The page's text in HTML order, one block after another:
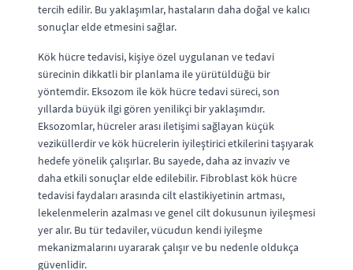
tercih edilir. Bu yaklaşımlar, hastaların daha doğal ve kalıcı
sonuçlar elde etmesini sağlar.
Kök hücre tedavisi, kişiye özel uygulanan ve tedavi
sürecinin dikkatli bir planlama ile yürütüldüğü bir
yöntemdir. Eksozom ile kök hücre tedavi süreci, son
yıllarda büyük ilgi gören yenilikçi bir yaklaşımdır.
Eksozomlar, hücreler arası iletişimi sağlayan küçük
veziküllerdir ve kök hücrelerin iyileştirici etkilerini taşıyarak
hedefe yönelik çalışırlar. Bu sayede, daha az invaziv ve
daha etkili sonuçlar elde edilebilir. Fibroblast kök hücre
tedavisi faydaları arasında cilt elastikiyetinin artması,
lekelenmelerin azalması ve genel cilt dokusunun iyileşmesi
yer alır. Bu tür tedaviler, vücudun kendi iyileşme
mekanizmalarını uyararak çalışır ve bu nedenle oldukça
güvenlidir.